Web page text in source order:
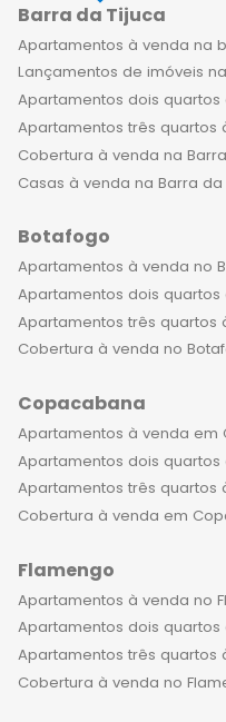
Barra da Tijuca
Apartamentos à venda na
Lançamentos de imóveis
Apartamentos dois
Apartamentos três quartos
Cobertura à venda na
Casas à venda na Barra da
Botafogo
Apartamentos à venda no
Apartamentos dois
Apartamentos três quartos
Cobertura à venda no
Copacabana
Apartamentos à venda em
Apartamentos dois
Apartamentos três
Cobertura à venda em
Flamengo
Apartamentos à venda no
Apartamentos dois
Apartamentos três quartos
Cobertura à venda no